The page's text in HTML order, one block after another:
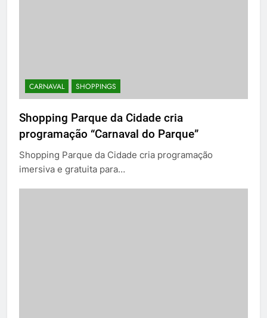
CARNAVAL SHOPPINGS
Shopping Parque da Cidade cria
programação “Carnaval do Parque”
Shopping Parque da Cidade cria programação
imersiva e gratuita para…